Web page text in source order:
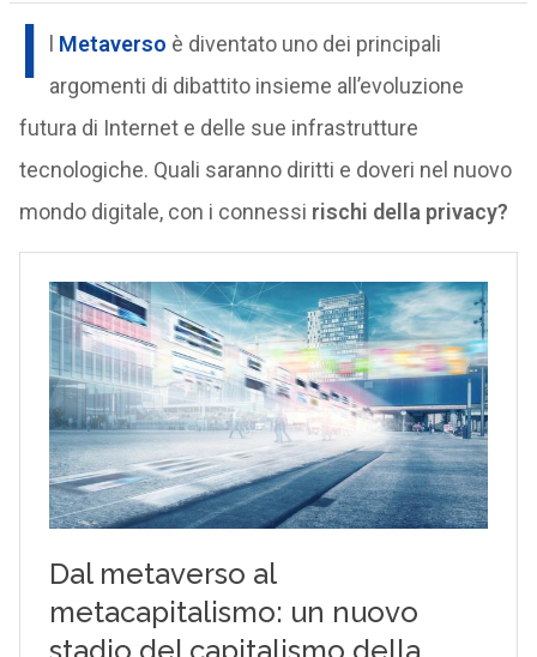
I Metaverso è diventato uno dei principali
argomenti di dibattito insieme all’evoluzione
futura di Internet e delle sue infrastrutture
tecnologiche. Quali saranno diritti e doveri nel nuovo
mondo digitale, con i connessi rischi della privacy?